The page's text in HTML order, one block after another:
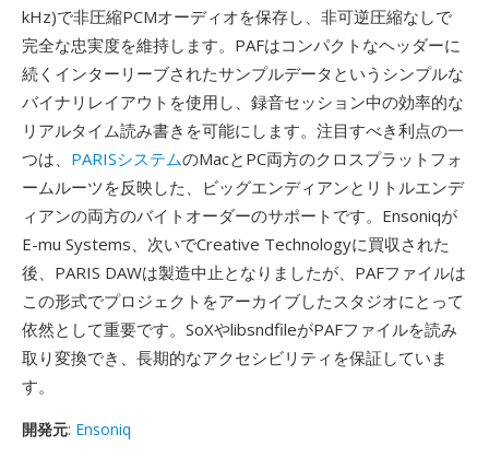
kHz)で非圧縮PCMオーディオを保存し、非可逆圧縮なしで
完全な忠実度を維持します。PAFはコンパクトなヘッダーに
続くインターリーブされたサンプルデータというシンプルな
バイナリレイアウトを使用し、録音セッション中の効率的な
リアルタイム読み書きを可能にします。注目すべき利点の一
つは、 PARISシステムのMacとPC両方のクロスプラットフォ
ームルーツを反映した、ビッグエンディアンとリトルエンデ
ィアンの両方のバイトオーダーのサポートです。Ensoniqが
E-mu Systems、次いでCreative Technologyに買収された
後、PARIS DAWは製造中止となりましたが、PAFファイルは
この形式でプロジェクトをアーカイブしたスタジオにとって
依然として重要です。SoXやlibsndfileがPAFファイルを読み
取り変換でき、長期的なアクセシビリティを保証していま
す。
開発元: Ensoniq